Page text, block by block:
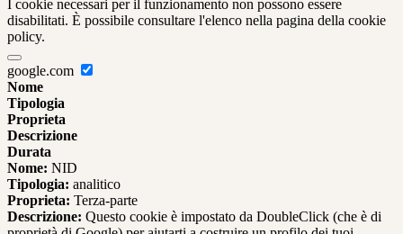
I cookie necessari per il funzionamento non possono essere
disabilitati. È possibile consultare l'elenco nella pagina della cookie
policy.
google.com
Nome
Tipologia
Proprieta
Descrizione
Durata
Nome: NID
Tipologia: analitico
Proprieta: Terza-parte
Descrizione: Questo cookie è impostato da DoubleClick (che è di